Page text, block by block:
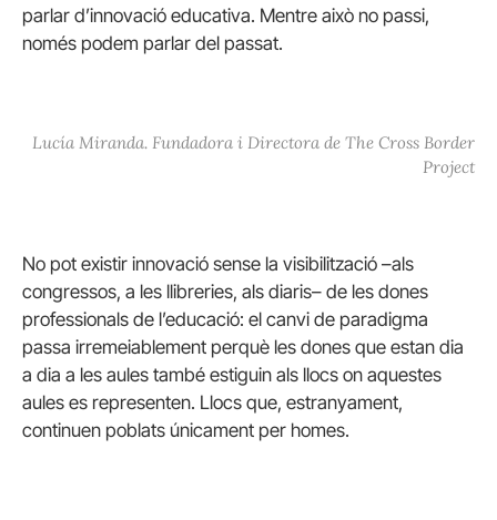
parlar d’innovació educativa. Mentre això no passi,
només podem parlar del passat.
Lucía Miranda. Fundadora i Directora de The Cross Border
Project
No pot existir innovació sense la visibilització –als
congressos, a les llibreries, als diaris– de les dones
professionals de l’educació: el canvi de paradigma
passa irremeiablement perquè les dones que estan dia
a dia a les aules també estiguin als llocs on aquestes
aules es representen. Llocs que, estranyament,
continuen poblats únicament per homes.